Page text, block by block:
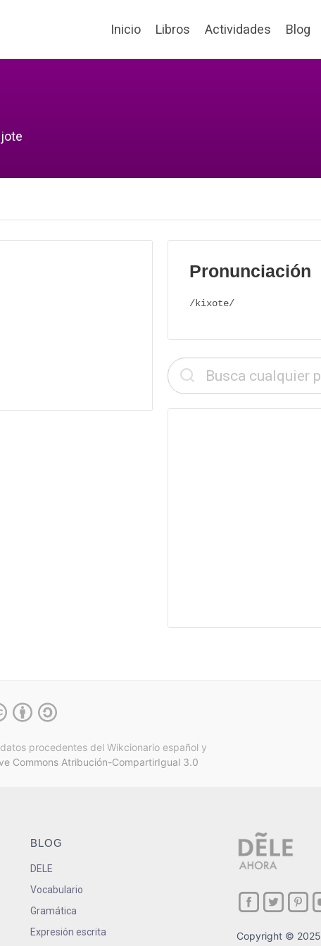
Inicio Libros Actividades Blog
Pronunciación
/kixote/
procedentes del Wikcionario español y
Commons Atribución-CompartirIgual 3.0
BLOG
DELE
Vocabulario
Gramática
Expresión escrita
Copyright © 2025